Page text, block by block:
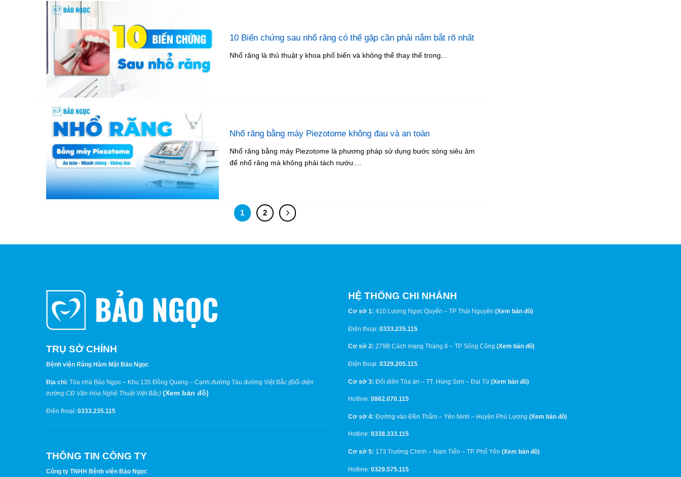
10 Biến chứng sau nhổ răng có thể gặp cần phải nắm bắt rõ nhất
Nhổ răng là thủ thuật y khoa phổ biến và không thể thay thế trong...
Nhổ răng bằng máy Piezotome không đau và an toàn
Nhổ răng bằng máy Piezotome là phương pháp sử dụng bước sóng siêu âm
để nhổ răng mà không phải tách nướu....
1 2
TRỤ SỞ CHÍNH
Bệnh viện Răng Hàm Mặt Bảo Ngọc
Địa chỉ: Tòa nhà Bảo Ngọc – Khu 135 Đồng Quang – Cạnh đường Tàu đường Việt Bắc (Đối diện
trường CĐ Văn Hóa Nghệ Thuật Việt Bắc) (Xem bản đồ)
Điện thoại: 0333.235.115
THÔNG TIN CÔNG TY
Công ty TNHH Bệnh viện Bảo Ngọc
HỆ THỐNG CHI NHÁNH
Cơ sở 1: 410 Lương Ngọc Quyến – TP Thái Nguyên (Xem bản đồ)
Điện thoại: 0333.235.115
Cơ sở 2: 279B Cách mạng Tháng 8 – TP Sông Công (Xem bản đồ)
Điện thoại: 0329.205.115
Cơ sở 3: Đối diện Tòa án – TT. Hùng Sơn – Đại Từ (Xem bản đồ)
Hotline: 0862.070.115
Cơ sở 4: Đường vào Đền Thắm – Yên Ninh – Huyện Phú Lương (Xem bản đồ)
Hotline: 0338.333.115
Cơ sở 5: 173 Trường Chinh – Nam Tiến – TP. Phổ Yên (Xem bản đồ)
Hotline: 0329.575.115